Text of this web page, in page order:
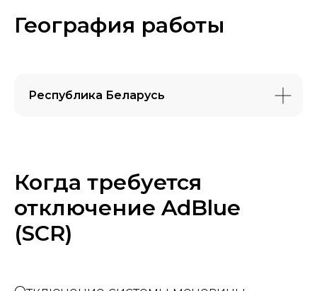
География работы
Республика Беларусь
Когда требуется
отключение AdBlue
(SCR)